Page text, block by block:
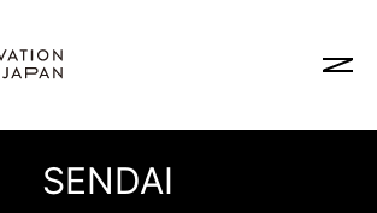
SENDAI